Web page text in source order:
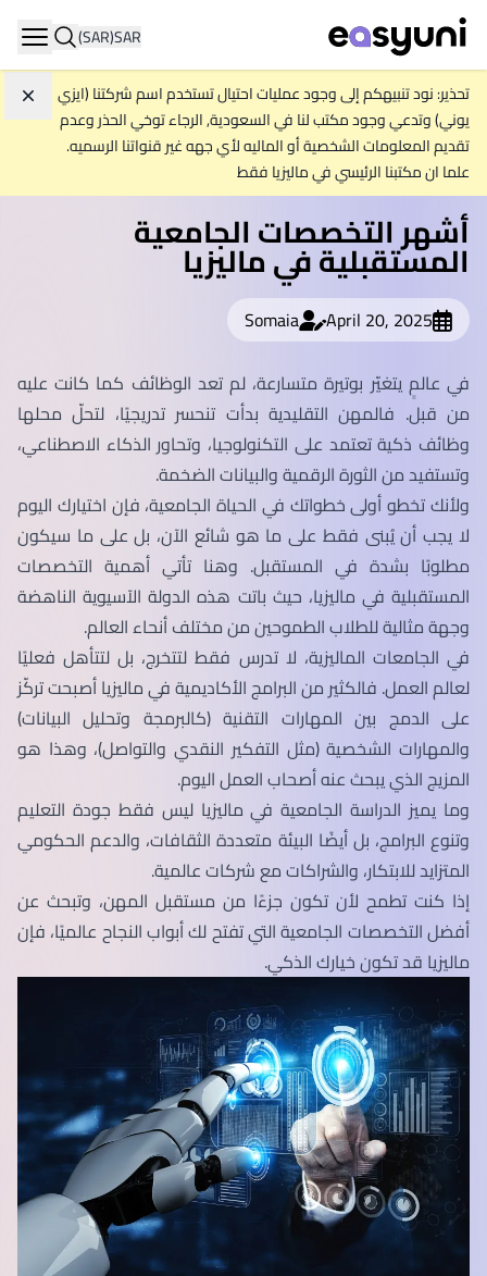
SAR
(SAR)
تحذير: نود تنبيهكم إلى وجود عمليات احتيال تستخدم اسم شركتنا (ايزي
يوني) وتدعي وجود مكتب لنا في السعودية, الرجاء توخي الحذر وعدم
تقديم المعلومات الشخصية أو الماليه لأي جهه غير قنواتنا الرسميه.
علما ان مكتبنا الرئيسي في ماليزيا فقط
أشهر التخصصات الجامعية
المستقبلية في ماليزيا
April 20, 2025
Somaia
في عالمٍ يتغيّر بوتيرة متسارعة، لم تعد الوظائف كما كانت عليه
من قبل. فالمهن التقليدية بدأت تنحسر تدريجيًا، لتحلّ محلها
وظائف ذكية تعتمد على التكنولوجيا، وتحاور الذكاء الاصطناعي،
وتستفيد من الثورة الرقمية والبيانات الضخمة.
ولأنك تخطو أولى خطواتك في الحياة الجامعية، فإن اختيارك اليوم
لا يجب أن يُبنى فقط على ما هو شائع الآن، بل على ما سيكون
مطلوبًا بشدة في المستقبل. وهنا تأتي أهمية التخصصات
المستقبلية في ماليزيا، حيث باتت هذه الدولة الآسيوية الناهضة
وجهة مثالية للطلاب الطموحين من مختلف أنحاء العالم.
في الجامعات الماليزية، لا تدرس فقط لتتخرج، بل لتتأهل فعليًا
لعالم العمل. فالكثير من البرامج الأكاديمية في ماليزيا أصبحت تركّز
على الدمج بين المهارات التقنية (كالبرمجة وتحليل البيانات)
والمهارات الشخصية (مثل التفكير النقدي والتواصل)، وهذا هو
المزيج الذي يبحث عنه أصحاب العمل اليوم.
وما يميز الدراسة الجامعية في ماليزيا ليس فقط جودة التعليم
وتنوع البرامج، بل أيضًا البيئة متعددة الثقافات، والدعم الحكومي
المتزايد للابتكار، والشراكات مع شركات عالمية.
إذا كنت تطمح لأن تكون جزءًا من مستقبل المهن، وتبحث عن
أفضل التخصصات الجامعية التي تفتح لك أبواب النجاح عالميًا، فإن
ماليزيا قد تكون خيارك الذكي.